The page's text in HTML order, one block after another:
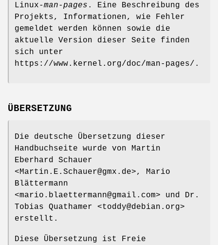
Linux-man-pages . Eine Beschreibung des
Projekts, Informationen, wie Fehler
gemeldet werden können sowie die
aktuelle Version dieser Seite finden
sich unter
https://www.kernel.org/doc/man-pages/.
ÜBERSETZUNG
Die deutsche Übersetzung dieser
Handbuchseite wurde von Martin
Eberhard Schauer
<Martin.E.Schauer@gmx.de>, Mario
Blättermann
<mario.blaettermann@gmail.com> und Dr.
Tobias Quathamer <toddy@debian.org>
erstellt.
Diese Übersetzung ist Freie